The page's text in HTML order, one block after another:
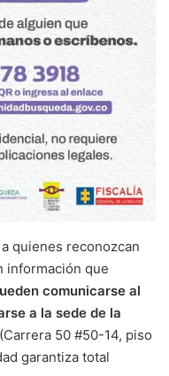
quienes reconozcan
información que
comunicarse al
a la sede de la
(Carrera 50 #50-14, piso
garantiza total